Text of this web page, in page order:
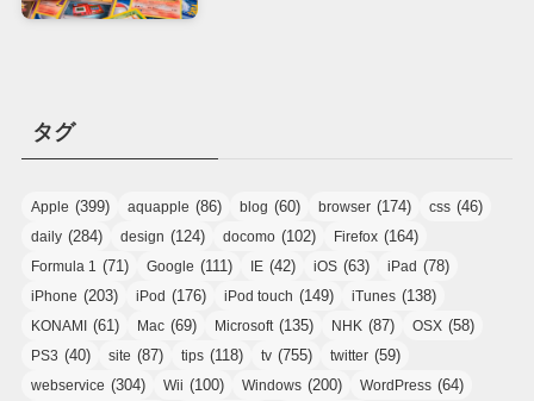
タグ
Apple (399) aquapple (86) blog (60) browser (174) css (46)
daily (284) design (124) docomo (102) Firefox (164)
Formula 1 (71) Google (111) IE (42) iOS (63) iPad (78)
iPhone (203) iPod (176) iPod touch (149) iTunes (138)
KONAMI (61) Mac (69) Microsoft(135) NHK (87) OSX (58)
PS3 (40) site (87) tips (118) tv (755) twitter (59)
webservice (304) Wii (100) Windows (200) WordPress (64)